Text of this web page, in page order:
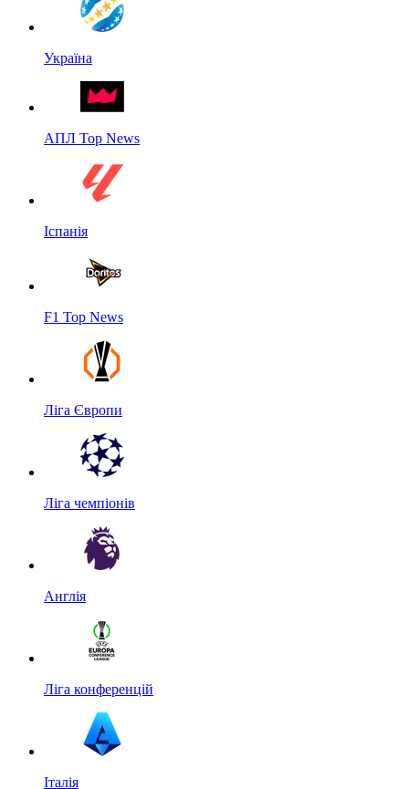
Україна
АПЛ Top News
Іспанія
F1 Top News
Ліга Європи
Ліга чемпіонів
Англія
Ліга конференцій
Італія